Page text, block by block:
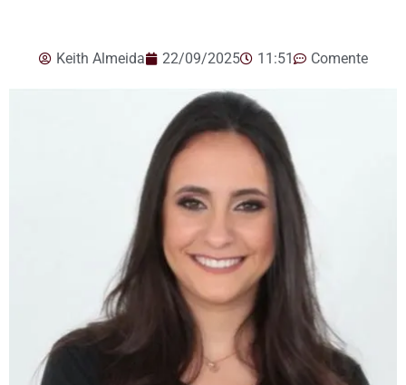
Keith Almeida 22/09/2025 11:51 Comente